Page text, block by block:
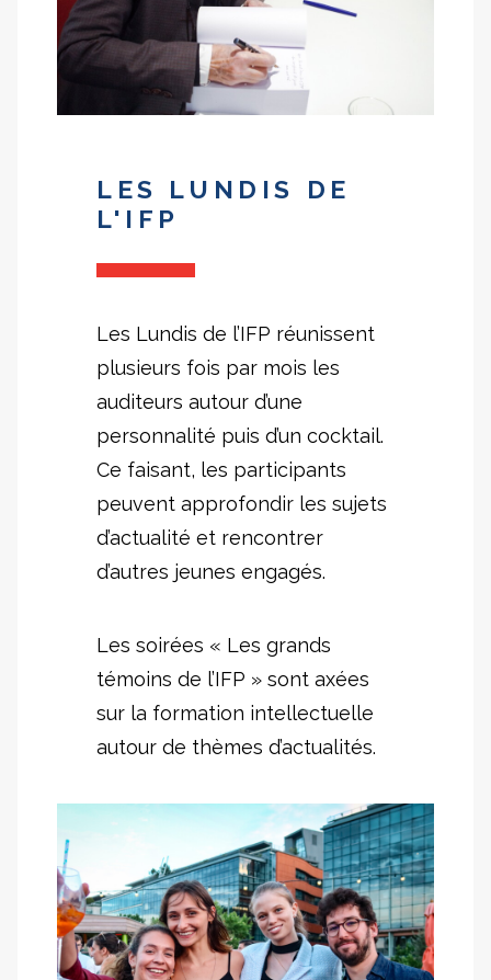
LES LUNDIS DE
L'IFP
Les Lundis de l’IFP réunissent
plusieurs fois par mois les
auditeurs autour d’une
personnalité puis d’un cocktail.
Ce faisant, les participants
peuvent approfondir les sujets
d’actualité et rencontrer
d’autres jeunes engagés.
Les soirées « Les grands
témoins de l’IFP » sont axées
sur la formation intellectuelle
autour de thèmes d’actualités.